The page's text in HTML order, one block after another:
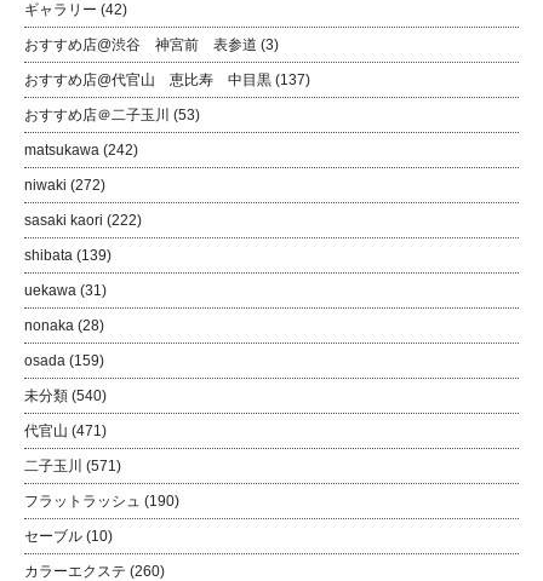
ギャラリー (42)
おすすめ店@渋谷 神宮前 表参道 (3)
おすすめ店@代官山 恵比寿 中目黒 (137)
おすすめ店＠二子玉川 (53)
matsukawa (242)
niwaki (272)
sasaki kaori (222)
shibata (139)
uekawa (31)
nonaka (28)
osada (159)
未分類 (540)
代官山 (471)
二子玉川 (571)
フラットラッシュ (190)
セーブル (10)
カラーエクステ (260)